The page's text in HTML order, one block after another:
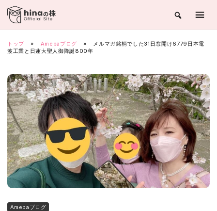
Skip
content
トップ » Amebaブログ »
メルマガ銘柄でした31日窓開け6779日本電
波工業と日蓮大聖人御降誕800年
Amebaブログ